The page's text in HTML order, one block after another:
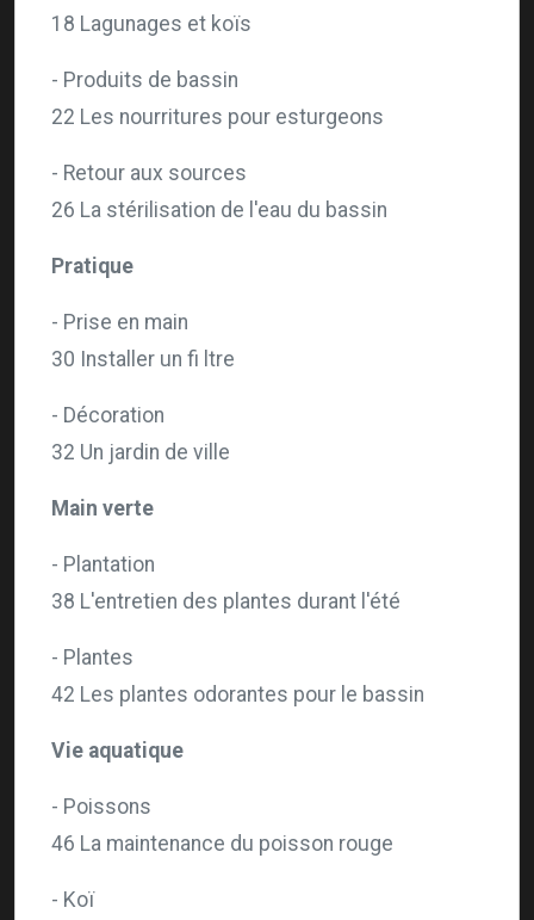
18 Lagunages et koïs
- Produits de bassin
22 Les nourritures pour esturgeons
- Retour aux sources
26 La stérilisation de l'eau du bassin
Pratique
- Prise en main
30 Installer un fi ltre
- Décoration
32 Un jardin de ville
Main verte
- Plantation
38 L'entretien des plantes durant l'été
- Plantes
42 Les plantes odorantes pour le bassin
Vie aquatique
- Poissons
46 La maintenance du poisson rouge
- Koï